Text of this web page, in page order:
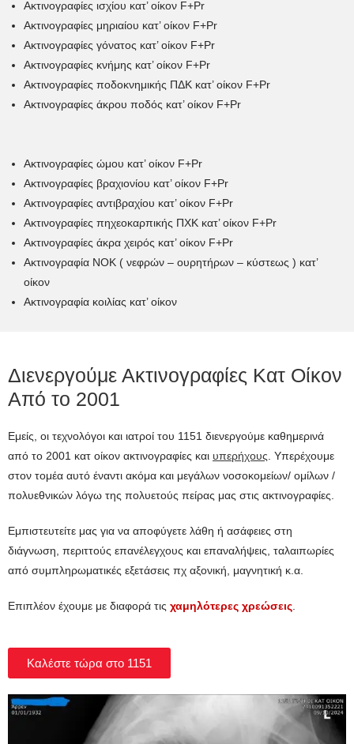
Ακτινογραφίες ισχίου κατ’ οίκον F+Pr
Ακτινογραφίες μηριαίου κατ’ οίκον F+Pr
Ακτινογραφίες γόνατος κατ’ οίκον F+Pr
Ακτινογραφίες κνήμης κατ’ οίκον F+Pr
Ακτινογραφίες ποδοκνημικής ΠΔΚ κατ’ οίκον F+Pr
Ακτινογραφίες άκρου ποδός κατ’ οίκον F+Pr
Ακτινογραφίες ώμου κατ’ οίκον F+Pr
Ακτινογραφίες βραχιονίου κατ’ οίκον F+Pr
Ακτινογραφίες αντιβραχίου κατ’ οίκον F+Pr
Ακτινογραφίες πηχεοκαρπικής ΠΧΚ κατ’ οίκον F+Pr
Ακτινογραφίες άκρα χειρός κατ’ οίκον F+Pr
Ακτινογραφία ΝΟΚ ( νεφρών – ουρητήρων – κύστεως ) κατ’
οίκον
Ακτινογραφία κοιλίας κατ’ οίκον
Διενεργούμε Ακτινογραφίες Κατ Οίκον
Από το 2001
Εμείς, οι τεχνολόγοι και ιατροί του 1151 διενεργούμε καθημερινά
από το 2001 κατ οίκον ακτινογραφίες και υπερήχους . Υπερέχουμε
στον τομέα αυτό έναντι ακόμα και μεγάλων νοσοκομείων/ ομίλων /
πολυεθνικών λόγω της πολυετούς πείρας μας στις ακτινογραφίες.
Εμπιστευτείτε μας για να αποφύγετε λάθη ή ασάφειες στη
διάγνωση, περιττούς επανέλεγχους και επαναλήψεις, ταλαιπωρίες
από συμπληρωματικές εξετάσεις πχ αξονική, μαγνητική κ.α.
Επιπλέον έχουμε με διαφορά τις χαμηλότερες χρεώσεις
Καλέστε τώρα στο 1151